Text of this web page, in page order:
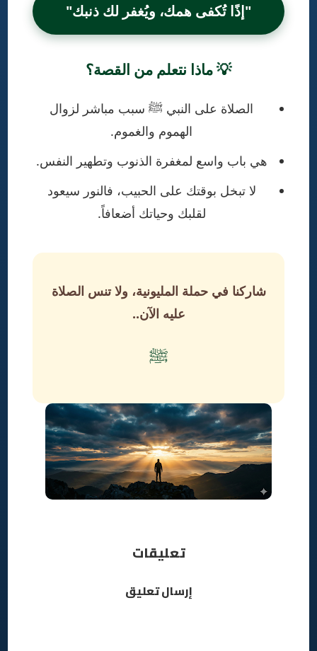
"إذًا تُكفى همك، ويُغفر لك ذنبك"
💡 ماذا نتعلم من القصة؟
الصلاة على النبي ﷺ سبب مباشر لزوال
الهموم والغموم.
هي باب واسع لمغفرة الذنوب وتطهير النفس.
لا تبخل بوقتك على الحبيب، فالنور سيعود
لقلبك وحياتك أضعافاً.
شاركنا في حملة المليونية، ولا تنس الصلاة
عليه الآن..
ﷺ
تعليقات
إرسال تعليق